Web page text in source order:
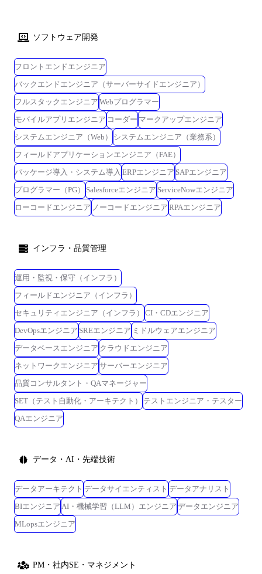
ソフトウェア開発
フロントエンドエンジニア
バックエンドエンジニア（サーバーサイドエンジニア）
フルスタックエンジニア Webプログラマー
モバイルアプリエンジニア コーダー マークアップエンジニア
システムエンジニア（Web）
システムエンジニア（業務系）
フィールドアプリケーションエンジニア（FAE）
パッケージ導入・システム導入 ERPエンジニア SAPエンジニア
プログラマー（PG）
Salesforceエンジニア ServiceNowエンジニア
ローコードエンジニア ノーコードエンジニア RPAエンジニア
インフラ・品質管理
運用・監視・保守（インフラ）
フィールドエンジニア（インフラ）
セキュリティエンジニア（インフラ）
CI・CDエンジニア
DevOpsエンジニア SREエンジニア ミドルウェアエンジニア
データベースエンジニア クラウドエンジニア
ネットワークエンジニア サーバーエンジニア
品質コンサルタント・QAマネージャー
SET（テスト自動化・アーキテクト）
テストエンジニア・テスター
QAエンジニア
データ・AI・先端技術
データアーキテクト データサイエンティスト データアナリスト
BIエンジニア AI・機械学習（LLM）エンジニア データエンジニア
MLopsエンジニア
PM・社内SE・マネジメント